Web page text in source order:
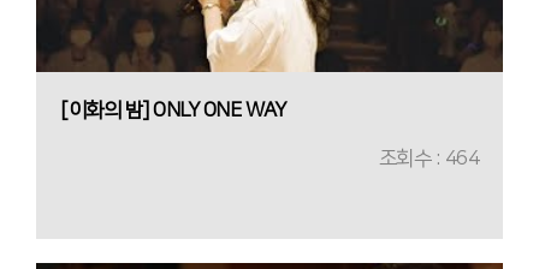
[이화의 밤] ONLY ONE WAY
조회수 : 464